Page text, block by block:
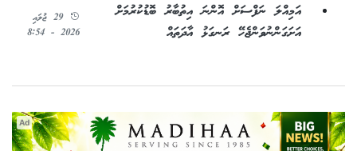
އަމިއްލަ ނަފްސަށް އޮންނަ އިތުބާރު ބޮޑުކުރުމަށް
އަށަގަންނުވަންޖެހޭ ރަނގަޅު އާދަތައް
29 ޖުލައި
2026 - 8:54
Ad